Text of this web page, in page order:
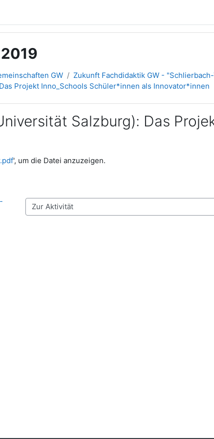
GW Zukunft Fachdidaktik GW -
Projekt Inno_Schools Schüler*innen als Innovator*innen
Salzburg): Das
', um die Datei anzuzeigen.
Zur Aktivität